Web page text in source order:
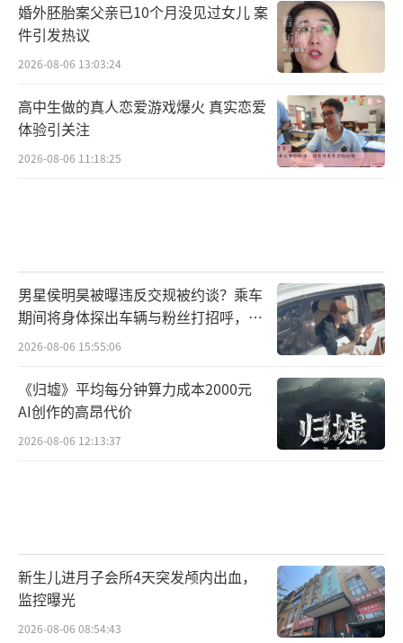
婚外胚胎案父亲已10个月没见过女儿 案
件引发热议
2026-08-06 13:03:24
高中生做的真人恋爱游戏爆火 真实恋爱
体验引关注
2026-08-06 11:18:25
男星侯明昊被曝违反交规被约谈？乘车
期间将身体探出车辆与粉丝打招呼，当
地交警回应
2026-08-06 15:55:06
《归墟》平均每分钟算力成本2000元
AI创作的高昂代价
2026-08-06 12:13:37
新生儿进月子会所4天突发颅内出血，
监控曝光
2026-08-06 08:54:43